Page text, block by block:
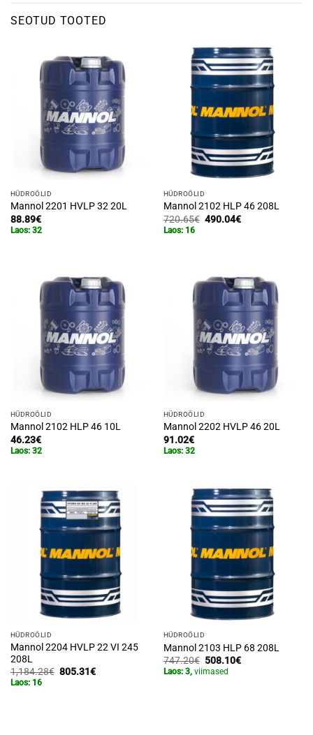
SEOTUD TOOTED
HÜDROÕLID
Mannol 2201 HVLP 32 20L
88.89€
Laos: 32
HÜDROÕLID
Mannol 2102 HLP 46 208L
720.65€ Algne
490.04€Praegune
Laos: 16
HÜDROÕLID
Mannol 2102 HLP 46 10L
46.23€
Laos: 32
HÜDROÕLID
Mannol 2202 HVLP 46 20L
91.02€
Laos: 32
HÜDROÕLID
Mannol 2204 HVLP 22 VI 245
208L
1,184.28€ Algne
805.31€Praegune
Laos: 16
HÜDROÕLID
Mannol 2103 HLP 68 208L
747.20€ Algne
hind
oli:
508.10€Praegune
Laos: 3,viimased